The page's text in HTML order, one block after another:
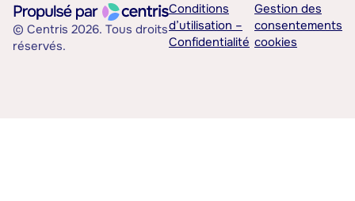
© Centris 2026. Tous droits
réservés.
Conditions
d’utilisation –
Confidentialité
Gestion des
consentements
cookies